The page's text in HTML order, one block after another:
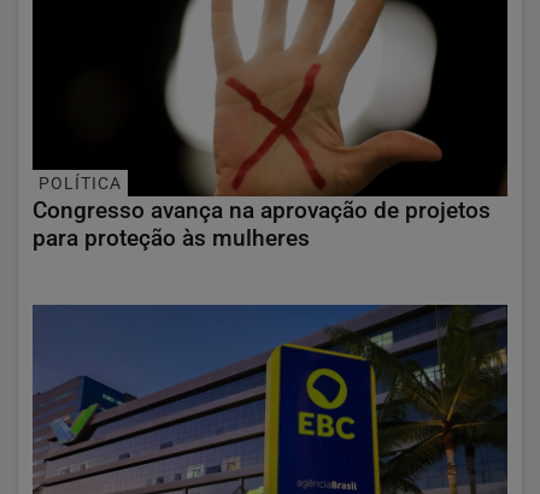
POLÍTICA
Congresso avança na aprovação de projetos
para proteção às mulheres